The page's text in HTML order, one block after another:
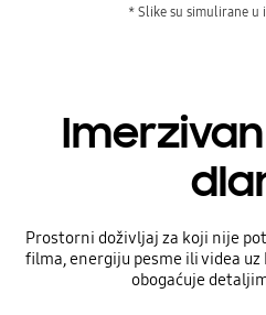
* Slike su simulirane u
Prostorni doživljaj za koji nije
filma, energiju pesme ili videa
obogaćuje